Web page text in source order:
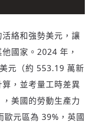
絡和強勢美元，讓
國家。2024 年，
元（約 553.19 萬新
，並考量工時差異
，美國的勞動生產力
歐元區為 39%，英國